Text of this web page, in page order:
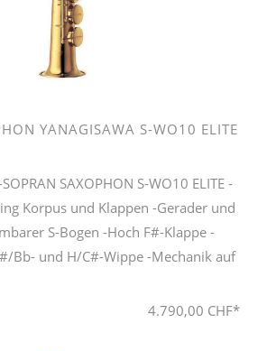
YANAGISAWA S-WO10 ELITE
SAXOPHON S-WO10 ELITE -
Korpus und Klappen -Gerader und
S-Bogen -Hoch F#-Klappe -
Bb- und H/C#-Wippe -Mechanik auf
4.790,00 CHF*